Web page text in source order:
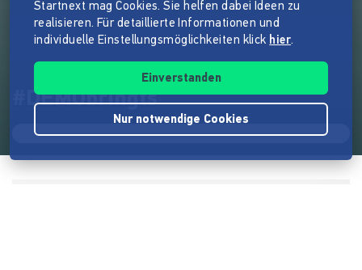
#DEMObringts
Startnext mag Cookies. Sie helfen dabei Ideen zu
realisieren. Für detaillierte Informationen und
individuelle Einstellungsmöglichkeiten klick hier.
Einverstanden
Nur notwendige Cookies